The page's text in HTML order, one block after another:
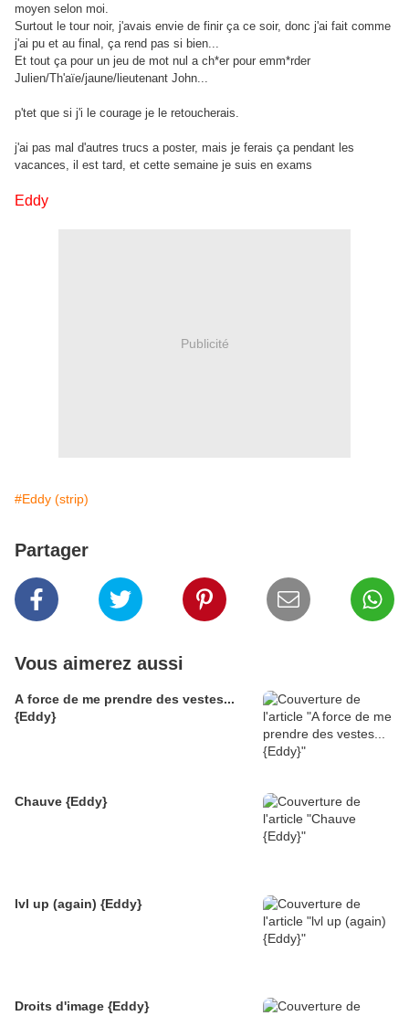
moyen selon moi.
Surtout le tour noir, j'avais envie de finir ça ce soir, donc j'ai fait comme
j'ai pu et au final, ça rend pas si bien...
Et tout ça pour un jeu de mot nul a ch*er pour emm*rder
Julien/Th'aïe/jaune/lieutenant John...
p'tet que si j'i le courage je le retoucherais.
j'ai pas mal d'autres trucs a poster, mais je ferais ça pendant les
vacances, il est tard, et cette semaine je suis en exams
Eddy
Publicité
#Eddy (strip)
Partager
Vous aimerez aussi
A force de me prendre des vestes...
{Eddy}
Chauve {Eddy}
lvl up (again) {Eddy}
Droits d'image {Eddy}